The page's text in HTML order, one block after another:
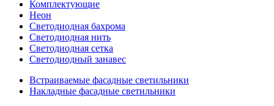
Комплектующие
Неон
Светодиодная бахрома
Светодиодная нить
Светодиодная сетка
Светодиодный занавес
Встраиваемые фасадные светильники
Накладные фасадные светильники